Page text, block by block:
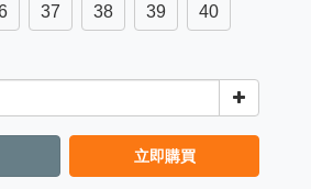
37 38 39 40
立即購買